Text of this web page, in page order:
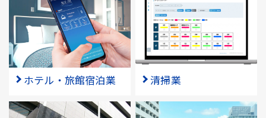
ホテル・旅館宿泊業 清掃業